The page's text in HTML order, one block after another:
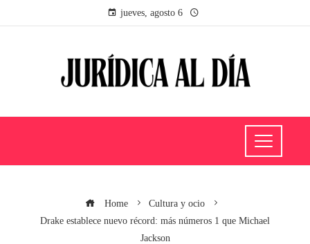
jueves, agosto 6
Home
Cultura y ocio
Drake establece nuevo récord: más números 1 que Michael
Jackson